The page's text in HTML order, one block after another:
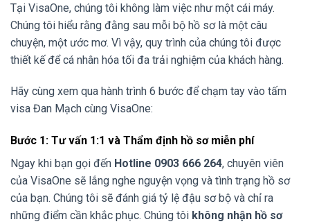
Tại VisaOne, chúng tôi không làm việc như một cái máy.
Chúng tôi hiểu rằng đằng sau mỗi bộ hồ sơ là một câu
chuyện, một ước mơ. Vì vậy, quy trình của chúng tôi được
thiết kế để cá nhân hóa tối đa trải nghiệm của khách hàng.
Hãy cùng xem qua hành trình 6 bước để chạm tay vào tấm
visa Đan Mạch cùng VisaOne:
Bước 1: Tư vấn 1:1 và Thẩm định hồ sơ miễn phí
Ngay khi bạn gọi đến Hotline 0903 666 264, chuyên viên
của VisaOne sẽ lắng nghe nguyện vọng và tình trạng hồ sơ
của bạn. Chúng tôi sẽ đánh giá tỷ lệ đậu sơ bộ và chỉ ra
những điểm cần khắc phục. Chúng tôi không nhận hồ sơ